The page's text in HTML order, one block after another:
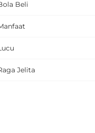
Beli
Jelita